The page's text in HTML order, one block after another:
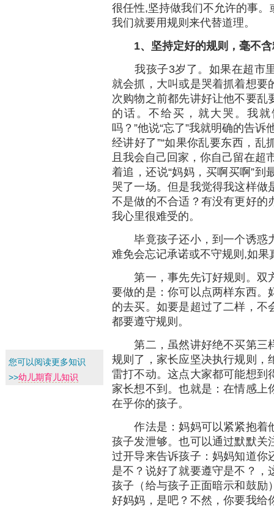
很任性,坚持做我们不允许的事
我们就要用规则来代替道理。
1、坚持定好的规则，毫不
我孩子3岁了。如果在超市里
就会抓，大叫或是哭着抓着想要
次购物之前都先讲好让他不要乱
的话。不给买，就大哭。我
吗？”他说“忘了”我就明确的告
经讲好了”“如果你乱要东西，
且我会自己回家，你自己留在超
着追，还说“妈妈，买啊买啊”
哭了一场。但是我觉得我这样做
不是做的不合适？有没有更好的
我心里很难受的。
毕竟孩子还小，到一个诱惑
难免会忘记承诺或不守规则,如
第一，事先先订好规则。双
要做的是：你可以点两样东西。
的去买。如要是超过了二样，不
都要遵守规则。
第二，虽然讲好绝不买第三
规则了，家长应坚决执行规则，
雷打不动。这点大家都可能想到
家长想不到。也就是：在情感上
在乎你的孩子。
作法是：妈妈可以紧紧抱着
孩子发泄够。也可以通过默默关
过开导来告诉孩子：妈妈知道你
是不？说好了就要遵守是不？，
孩子（给与孩子正面暗示和鼓励
好妈妈，是吧？不然，你要我给
您可以阅读更多知识
>>幼儿期育儿知识